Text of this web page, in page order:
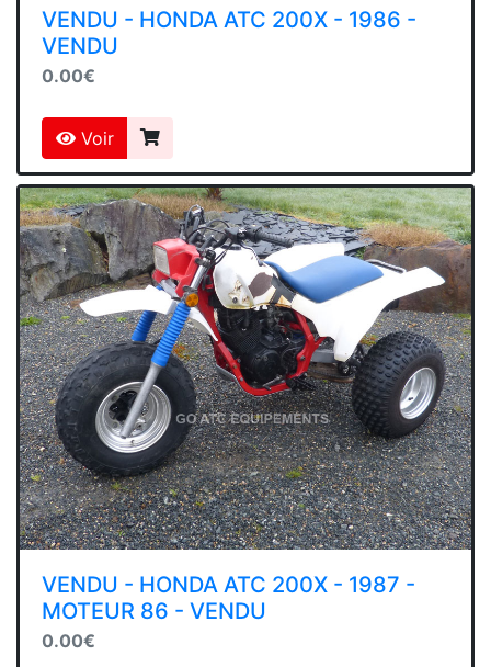
VENDU - HONDA ATC 200X - 1986 -
VENDU
0.00€
Voir
VENDU - HONDA ATC 200X - 1987 -
MOTEUR 86 - VENDU
0.00€